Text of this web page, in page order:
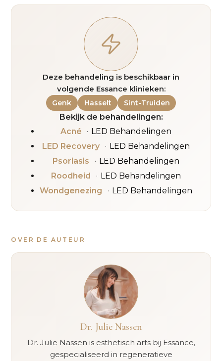
Deze behandeling is beschikbaar in
volgende Essance klinieken:
Genk Hasselt Sint-Truiden
Bekijk de behandelingen:
Acné
LED Behandelingen
LED Recovery
LED Behandelingen
Psoriasis
LED Behandelingen
Roodheid
LED Behandelingen
Wondgenezing
LED Behandelingen
OVER DE AUTEUR
Dr. Julie Nassen
Dr. Julie Nassen is esthetisch arts bij Essance,
gespecialiseerd in regeneratieve